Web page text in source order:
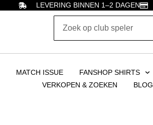
LEVERING BINNEN 1–2 DAGEN
MATCH ISSUE FANSHOP SHIRTS
VERKOPEN & ZOEKEN
BLOG